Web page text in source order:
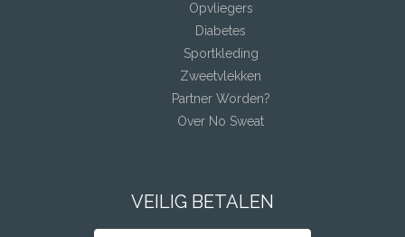
Opvliegers
Diabetes
Sportkleding
Zweetvlekken
Partner Worden?
Over No Sweat
VEILIG BETALEN